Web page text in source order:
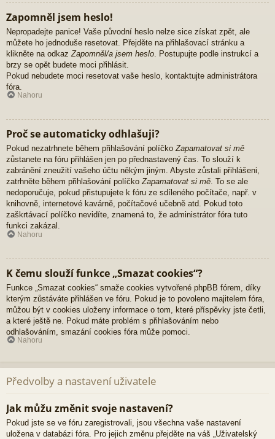
Zapomněl jsem heslo!
Nepropadejte panice! Vaše původní heslo nelze sice získat zpět, ale
můžete ho jednoduše resetovat. Přejděte na přihlašovací stránku a
klikněte na odkaz Zapomněl/a jsem heslo . Postupujte podle instrukcí a
brzy se opět budete moci přihlásit.
Pokud nebudete moci resetovat vaše heslo, kontaktujte administrátora
fóra.
Nahoru
Proč se automaticky odhlašuji?
Pokud nezatrhnete během přihlašování políčkoZapamatovat si mě
zůstanete na fóru přihlášen jen po přednastavený čas. To slouží k
zabránění zneužití vašeho účtu někým jiným. Abyste zůstali přihlášeni,
zatrhněte během přihlašování políčkoZapamatovat si mě. To se ale
nedoporučuje, pokud přistupujete k fóru ze sdíleného počítače, např. v
knihovně, internetové kavárně, počítačové učebně atd. Pokud toto
zaškrtávací políčko nevidíte, znamená to, že administrátor fóra tuto
funkci zakázal.
Nahoru
K čemu slouží funkce „Smazat cookies“?
Funkce „Smazat cookies“ smaže cookies vytvořené phpBB fórem, díky
kterým zůstáváte přihlášen ve fóru. Pokud je to povoleno majitelem fóra,
můžou být v cookies uloženy informace o tom, které příspěvky jste četli,
a které ještě ne. Pokud máte problém s přihlašováním nebo
odhlašováním, smazání cookies fóra může pomoci.
Nahoru
Předvolby a nastavení uživatele
Jak můžu změnit svoje nastavení?
Pokud jste se ve fóru zaregistrovali, jsou všechna vaše nastavení
uložena v databázi fóra. Pro jejich změnu přejděte na váš „Uživatelský